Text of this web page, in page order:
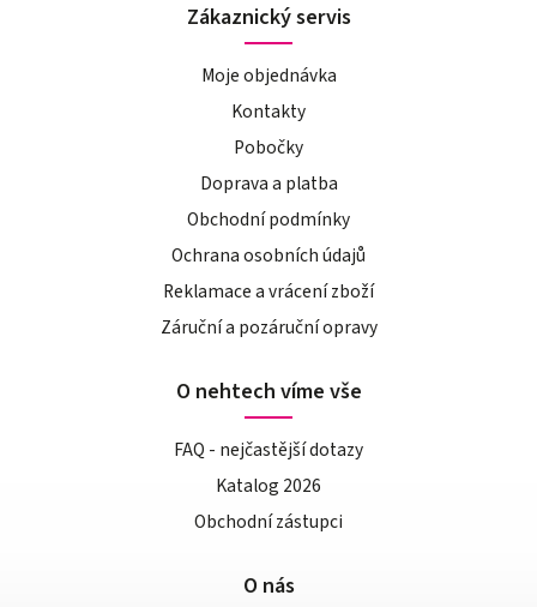
Zákaznický servis
Moje objednávka
Kontakty
Pobočky
Doprava a platba
Obchodní podmínky
Ochrana osobních údajů
Reklamace a vrácení zboží
Záruční a pozáruční opravy
O nehtech víme vše
FAQ - nejčastější dotazy
Katalog 2026
Obchodní zástupci
O nás